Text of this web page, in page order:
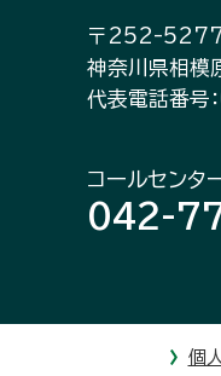
〒252-
神奈川県相
代表電話番
コールセンタ
042-
個